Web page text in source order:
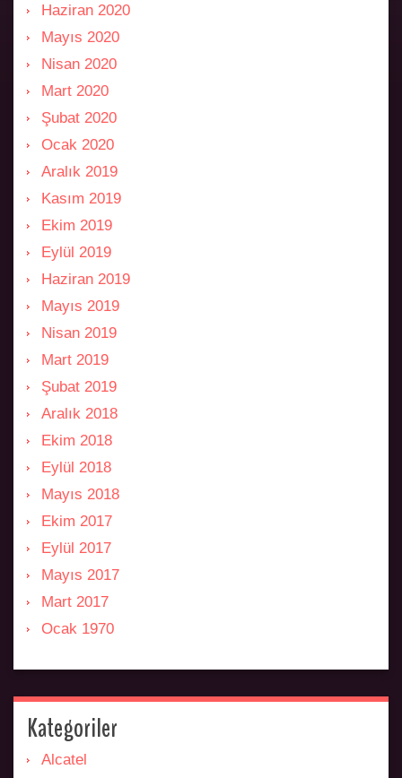
Haziran 2020
Mayıs 2020
Nisan 2020
Mart 2020
Şubat 2020
Ocak 2020
Aralık 2019
Kasım 2019
Ekim 2019
Eylül 2019
Haziran 2019
Mayıs 2019
Nisan 2019
Mart 2019
Şubat 2019
Aralık 2018
Ekim 2018
Eylül 2018
Mayıs 2018
Ekim 2017
Eylül 2017
Mayıs 2017
Mart 2017
Ocak 1970
Kategoriler
Alcatel